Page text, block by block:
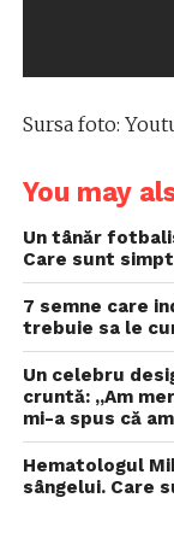
Sursa foto:
You may
Un tânăr
Care sunt
7 semne care
trebuie sa le
Un celebru
cruntă: „Am
mi-a spus că
Hematologul
sângelui. Care